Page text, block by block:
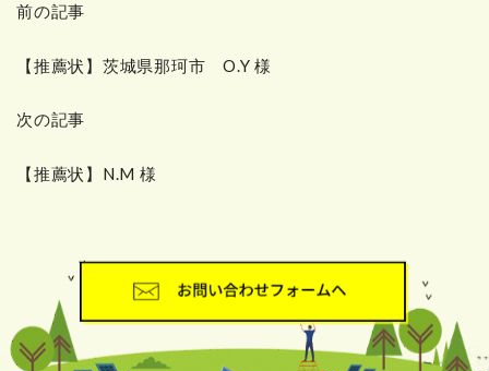
リ
前の記事
【推薦状】茨城県那珂市 O.Y 様
次の記事
【推薦状】N.M 様